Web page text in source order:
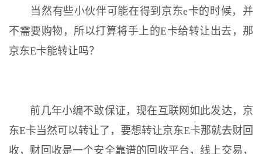
当然有些小伙伴可能在得到京东e卡的时候，并
不需要购物，所以打算将手上的E卡给转让出去，那
京东E卡能转让吗？
前几年小编不敢保证，现在互联网如此发达，京
东E卡当然可以转让了，要想转让京东E卡那就去财回
收，财回收是一个安全靠谱的回收平台，线上交易，